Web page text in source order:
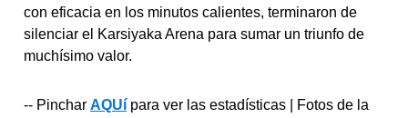
con eficacia en los minutos calientes, terminaron de
silenciar el Karsiyaka Arena para sumar un triunfo de
muchísimo valor.
-- Pinchar AQUí para ver las estadísticas | Fotos de la